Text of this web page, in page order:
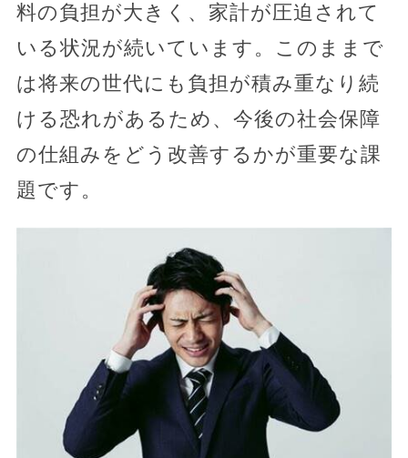
料の負担が大きく、家計が圧迫されて
いる状況が続いています。このままで
は将来の世代にも負担が積み重なり続
ける恐れがあるため、今後の社会保障
の仕組みをどう改善するかが重要な課
題です。